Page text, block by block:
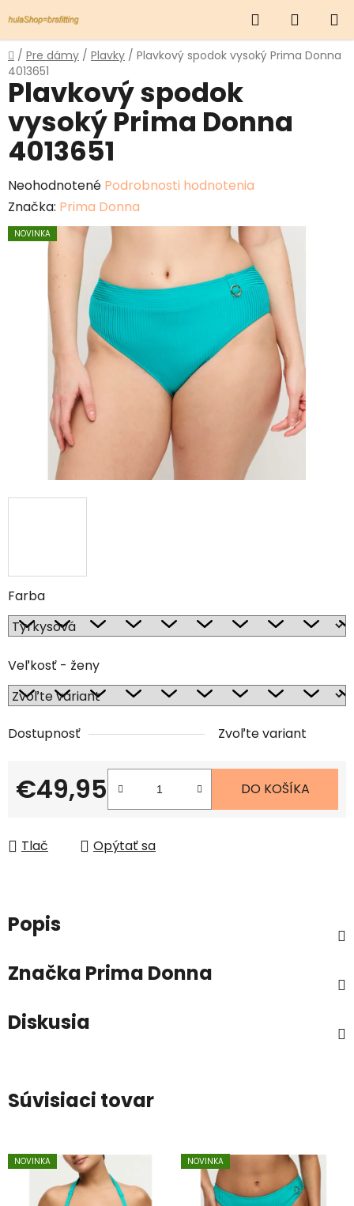
na
obsah
Hľadať
KOŠÍK
Domov
/ Pre dámy / Plavky / Plavkový spodok vysoký Prima Donna
4013651
Farba
Veľkosť - ženy
Dostupnosť Zvoľte variant
€49,95
Jednotková cena:
DO KOŠÍKA
Tlač Opýtať sa
Plavkový spodok
vysoký Prima Donna
4013651
Priemerné
hodnotenie
produktu
hviezdičiek.
Neohodnotené Podrobnosti hodnotenia
Značka: Prima Donna
NOVINKA
Popis
Značka Prima Donna
Diskusia
Súvisiaci tovar
NOVINKA NOVINKA